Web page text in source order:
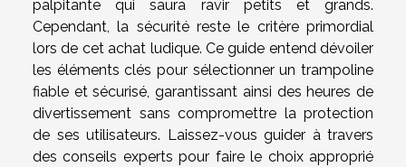
palpitante qui saura ravir petits et grands.
Cependant, la sécurité reste le critère primordial
lors de cet achat ludique. Ce guide entend dévoiler
les éléments clés pour sélectionner un trampoline
fiable et sécurisé, garantissant ainsi des heures de
divertissement sans compromettre la protection
de ses utilisateurs. Laissez-vous guider à travers
des conseils experts pour faire le choix approprié